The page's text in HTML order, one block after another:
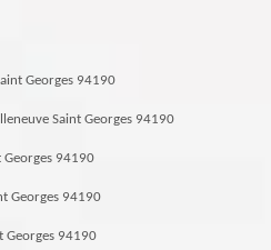
Georges 94190
Saint Georges 94190
Georges 94190
Georges 94190
Georges 94190